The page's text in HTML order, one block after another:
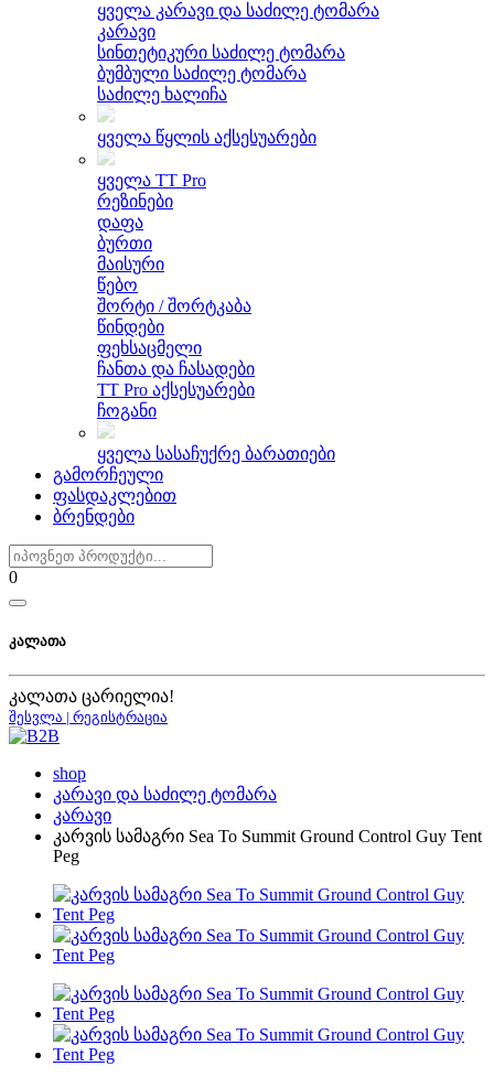
ყველა კარავი და საძილე ტომარა
კარავი
სინთეტიკური საძილე ტომარა
ბუმბული საძილე ტომარა
საძილე ხალიჩა
ყველა წყლის აქსესუარები
ყველა TT Pro
რეზინები
დაფა
ბურთი
მაისური
წებო
შორტი / შორტკაბა
წინდები
ფეხსაცმელი
ჩანთა და ჩასადები
TT Pro აქსესუარები
ჩოგანი
ყველა სასაჩუქრე ბარათიები
გამორჩეული
ფასდაკლებით
ბრენდები
0
კალათა
კალათა ცარიელია!
შესვლა | რეგისტრაცია
shop
კარავი და საძილე ტომარა
კარავი
კარვის სამაგრი Sea To Summit Ground Control Guy Tent
Peg